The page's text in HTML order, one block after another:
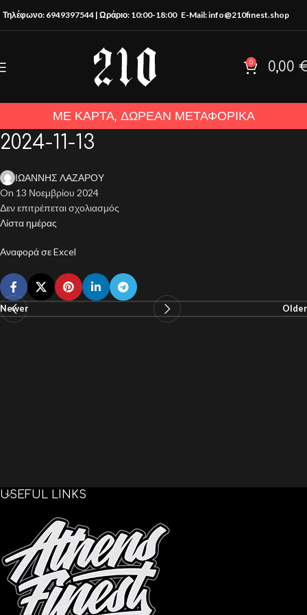
Τηλέφωνο: 6949397544 | Ωράριο: 10:00-18:00 E-Mail: info@210finest.shop
0 0,00
ΜΕ ΚΑΡΤΑ, ΔΩΡΕΑΝ ΜΕΤΑΦΟΡΙΚΑ
2024-11-13
ΙΩΑΝΝΗΣ ΛΑΖΑΡΟΥ
On 13 Νοεμβρίου 2024
Δεν επιτρέπεται σχολιασμός
Λίστα ημέρας
Αναφορά σε Excel
Newer Older
USEFUL LINKS